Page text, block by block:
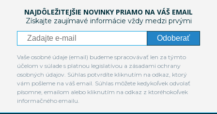
NAJDÔLEŽITEJŠIE NOVINKY PRIAMO NA VÁŠ EMAIL
Získajte zaujímavé informácie vždy medzi prvými
Odoberať
Vaše osobné údaje (email) budeme spracovávať len za týmto
účelom v súlade s platnou legislatívou a zásadami ochrany
osobných údajov. Súhlas potvrdíte kliknutím na odkaz, ktorý
vám pošleme na váš email. Súhlas môžete kedykoľvek odvolať
písomne, emailom alebo kliknutím na odkaz z ktoréhokoľvek
informačného emailu.